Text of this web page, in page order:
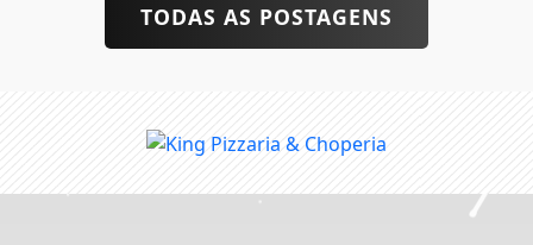
TODAS AS POSTAGENS